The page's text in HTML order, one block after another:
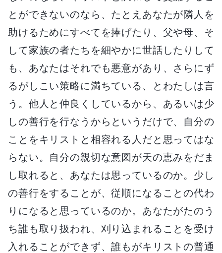
とができないのなら、たとえあなたが隣人を
助けるためにすべてを捧げたり、父や母、そ
して家族の者たちを細やかに世話したりして
も、あなたはそれでも悪意があり、さらにず
るがしこい策略に満ちている、とわたしは言
う。他人と仲良くしているから、あるいは少
しの善行を行なうからというだけで、自分の
ことをキリストと相容れる人だと思ってはな
らない。自分の親切な意図が天の恵みをだま
し取れると、あなたは思っているのか。少し
の善行をすることが、従順になることの代わ
りになると思っているのか。あなたがたのう
ち誰も取り扱われ、刈り込まれることを受け
入れることができず、誰もがキリストの普通